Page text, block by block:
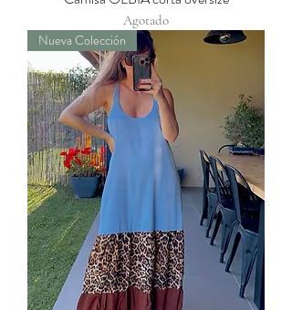
Agotado
Nueva Colección